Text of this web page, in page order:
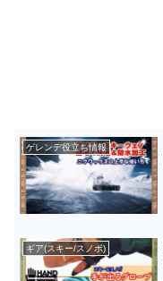
ゲレンデ役立ち情報
ギア(スキー/スノボ)